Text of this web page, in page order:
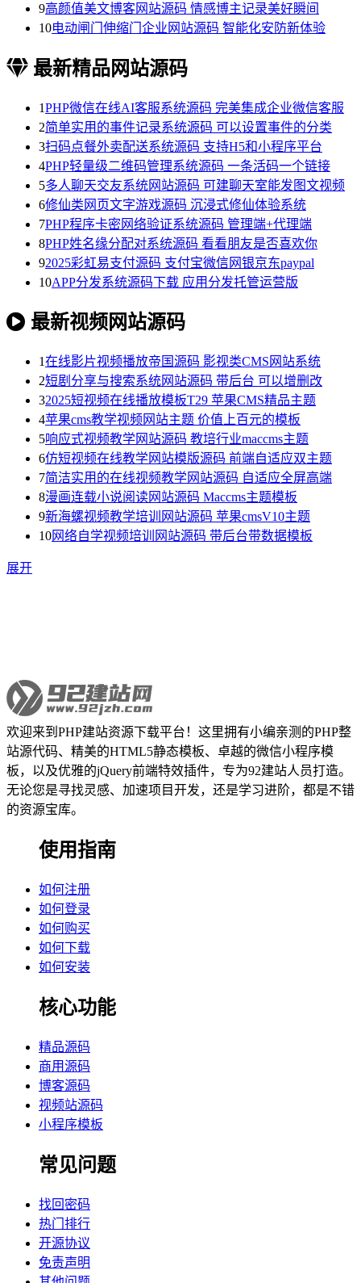
9高颜值美文博客网站源码 情感博主记录美好瞬间
10电动闸门伸缩门企业网站源码 智能化安防新体验
最新精品网站源码
1PHP微信在线AI客服系统源码 完美集成企业微信客服
2简单实用的事件记录系统源码 可以设置事件的分类
3扫码点餐外卖配送系统源码 支持H5和小程序平台
4PHP轻量级二维码管理系统源码 一条活码一个链接
5多人聊天交友系统网站源码 可建聊天室能发图文视频
6修仙类网页文字游戏源码 沉浸式修仙体验系统
7PHP程序卡密网络验证系统源码 管理端+代理端
8PHP姓名缘分配对系统源码 看看朋友是否喜欢你
92025彩虹易支付源码 支付宝微信网银京东paypal
10APP分发系统源码下载 应用分发托管运营版
最新视频网站源码
1在线影片视频播放帝国源码 影视类CMS网站系统
2短剧分享与搜索系统网站源码 带后台 可以增删改
32025短视频在线播放模板T29 苹果CMS精品主题
4苹果cms教学视频网站主题 价值上百元的模板
5响应式视频教学网站源码 教培行业maccms主题
6仿短视频在线教学网站模版源码 前端自适应双主题
7简洁实用的在线视频教学网站源码 自适应全屏高端
8漫画连载小说阅读网站源码 Maccms主题模板
9新海螺视频教学培训网站源码 苹果cmsV10主题
10网络自学视频培训网站源码 带后台带数据模板
展开
欢迎来到PHP建站资源下载平台！这里拥有小编亲测的PHP整
站源代码、精美的HTML5静态模板、卓越的微信小程序模
板，以及优雅的jQuery前端特效插件，专为92建站人员打造。
无论您是寻找灵感、加速项目开发，还是学习进阶，都是不错
的资源宝库。
使用指南
如何注册
如何登录
如何购买
如何下载
如何安装
核心功能
精品源码
商用源码
博客源码
视频站源码
小程序模板
常见问题
找回密码
热门排行
开源协议
免责声明